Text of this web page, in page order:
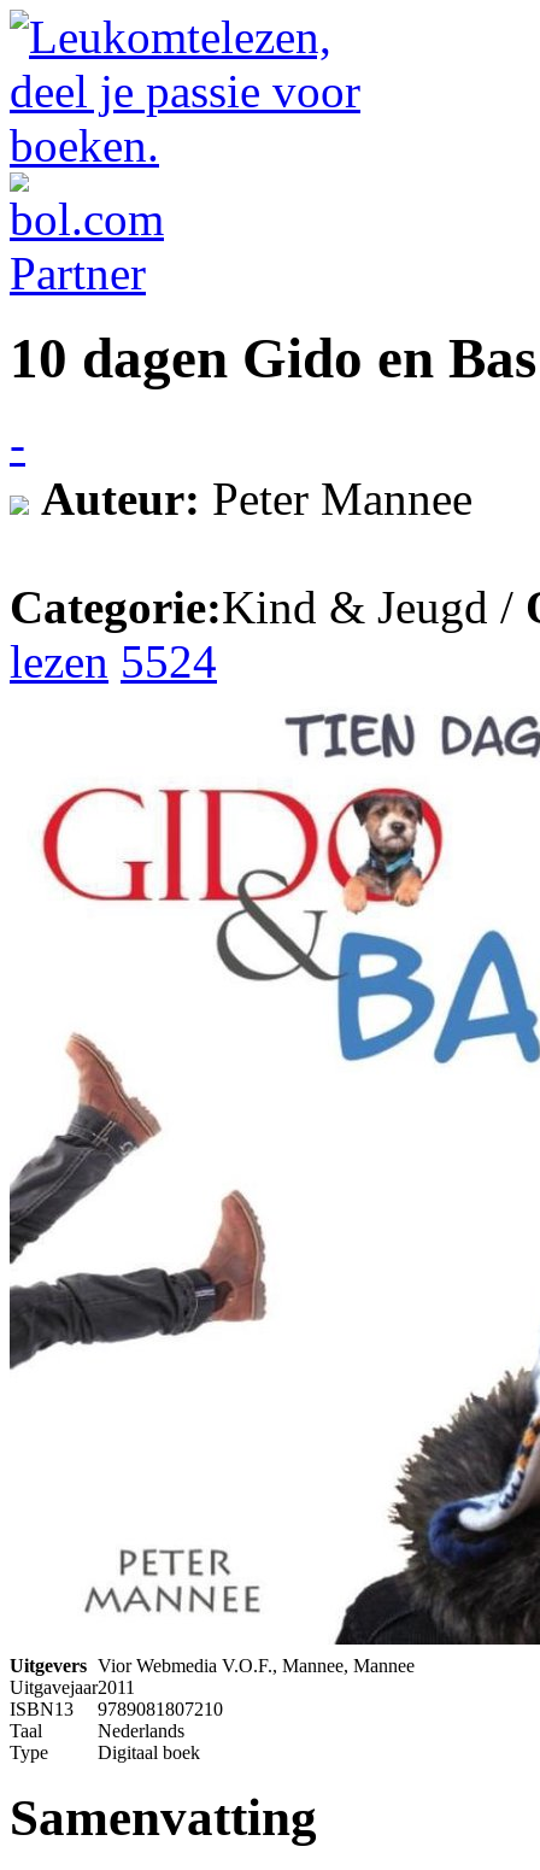
10 dagen Gido en Bas
-
Auteur: Peter Mannee
Categorie:Kind & Jeugd /
lezen 5524
Uitgevers Vior Webmedia V.O.F., Mannee, Mannee
Uitgavejaar2011
ISBN13
9789081807210
Taal
Nederlands
Type
Digitaal boek
Samenvatting